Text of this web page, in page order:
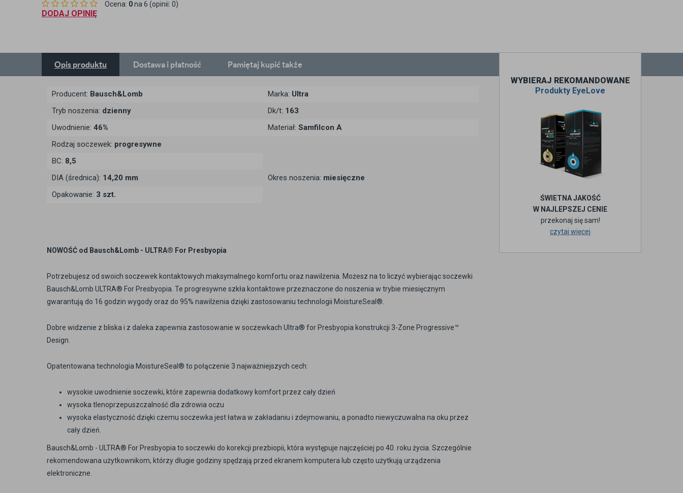
Ocena: 0na 6 (opinii: 0)
DODAJ OPINIĘ
Opis produktu Dostawa i płatność Pamiętaj kupić także
Producent: Bausch&Lomb Marka: Ultra
Tryb noszenia: dzienny Dk/t: 163
Uwodnienie: 46% Materiał: Samfilcon A
Rodzaj soczewek: progresywne
BC: 8,5
DIA (średnica): 14,20 mm Okres noszenia: miesięczne
Opakowanie: 3 szt.
NOWOŚĆ od Bausch&Lomb - ULTRA® For Presbyopia
Potrzebujesz od swoich soczewek kontaktowych maksymalnego komfortu oraz nawilżenia. Możesz na to liczyć wybierając soczewki
Bausch&Lomb ULTRA® For Presbyopia. Te progresywne szkła kontaktowe przeznaczone do noszenia w trybie miesięcznym
gwarantują do 16 godzin wygody oraz do 95% nawilżenia dzięki zastosowaniu technologii MoistureSeal®.
Dobre widzenie z bliska i z daleka zapewnia zastosowanie w soczewkach Ultra® for Presbyopia konstrukcji 3-Zone Progressive™
Design.
Opatentowana technologia MoistureSeal® to połączenie 3 najważniejszych cech:
wysokie uwodnienie soczewki, które zapewnia dodatkowy komfort przez cały dzień
wysoka tlenoprzepuszczalność dla zdrowia oczu
wysoka elastyczność dzięki czemu soczewka jest łatwa w zakładaniu i zdejmowaniu, a ponadto niewyczuwalna na oku przez
cały dzień.
Bausch&Lomb - ULTRA® For Presbyopia to soczewki do korekcji prezbiopii, która występuje najczęściej po 40. roku życia. Szczególnie
rekomendowana użytkownikom, którzy długie godziny spędzają przed ekranem komputera lub często użytkują urządzenia
elektroniczne.
WYBIERAJ REKOMANDOWANE
Produkty EyeLove
ŚWIETNA JAKOŚĆ
W NAJLEPSZEJ CENIE
przekonaj się sam!
czytaj więcej